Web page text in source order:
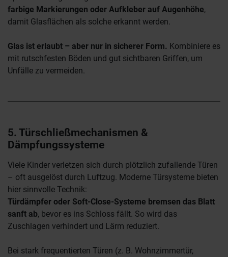
farbige Markierungen oder Aufkleber auf Augenhöhe,
damit Glasflächen als solche erkannt werden.
Glas ist erlaubt – aber nur in sicherer Form. Kombiniere es
mit rutschfesten Böden und gut sichtbaren Griffen, um
Unfälle zu vermeiden.
5. Türschließmechanismen &
Dämpfungssysteme
Viele Kinder verletzen sich durch plötzlich zufallende Türen
– oft ausgelöst durch Luftzug. Moderne Türsysteme bieten
hier sinnvolle Technik:
Türdämpfer oder Soft-Close-Systeme bremsen das Blatt
sanft ab, bevor es ins Schloss fällt. So wird das
Zuschlagen verhindert und Lärm reduziert.
Bei stark frequentierten Türen (z. B. Wohnzimmertür,